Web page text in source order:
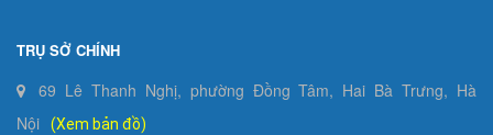
TRỤ SỞ CHÍNH
69 Lê Thanh Nghị, phường Đồng Tâm, Hai Bà Trưng, Hà
Nội
(Xem bản đồ)